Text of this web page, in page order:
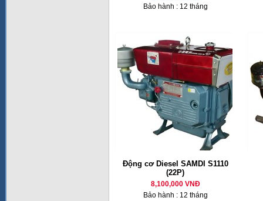
Bảo hành : 12 tháng
Động cơ Diesel SAMDI S1110
(22P)
8,100,000 VNĐ
Bảo hành : 12 tháng